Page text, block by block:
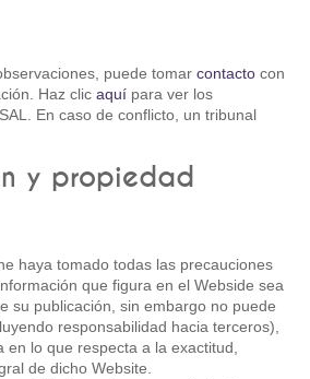
puede tomarcontacto con
Haz clicaquí para ver los
En caso de conflicto, un tribunal
y propiedad
haya tomado todas las precauciones
que figura en el Webside sea
su publicación, sin embargo no puede
responsabilidad hacia terceros),
lo que respecta a la exactitud,
de dicho Website.